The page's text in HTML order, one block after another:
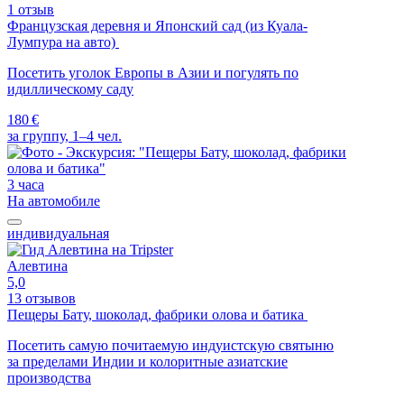
1 отзыв
Французская деревня и Японский сад (из Куала-
Лумпура на авто)
Посетить уголок Европы в Азии и погулять по
идиллическому саду
180 €
за группу, 1–4 чел.
3 часа
На автомобиле
индивидуальная
Алевтина
5,0
13 отзывов
Пещеры Бату, шоколад, фабрики олова и батика
Посетить самую почитаемую индуистскую святыню
за пределами Индии и колоритные азиатские
производства